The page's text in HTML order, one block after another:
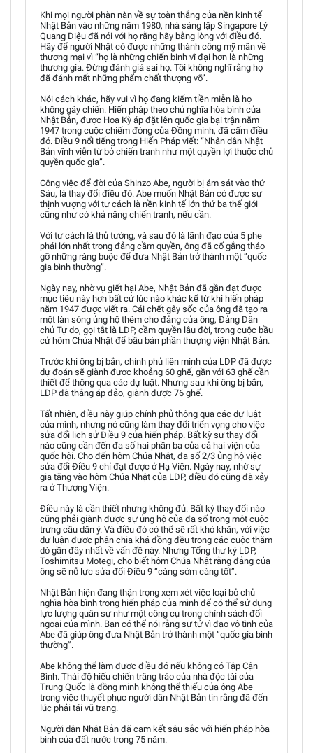
Khi mọi người phàn nàn về sự toàn thắng của nền kinh tế
Nhật Bản vào những năm 1980, nhà sáng lập Singapore Lý
Quang Diệu đã nói với họ rằng hãy bằng lòng với điều đó.
Hãy để người Nhật có được những thành công mỹ mãn về
thương mại vì “họ là những chiến binh vĩ đại hơn là những
thương gia. Đừng đánh giá sai họ. Tôi không nghĩ rằng họ
đã đánh mất những phẩm chất thượng võ”.
Nói cách khác, hãy vui vì họ đang kiếm tiền miễn là họ
không gây chiến. Hiến pháp theo chủ nghĩa hòa bình của
Nhật Bản, được Hoa Kỳ áp đặt lên quốc gia bại trận năm
1947 trong cuộc chiếm đóng của Đồng minh, đã cấm điều
đó. Điều 9 nổi tiếng trong Hiến Pháp viết: “Nhân dân Nhật
Bản vĩnh viễn từ bỏ chiến tranh như một quyền lợi thuộc chủ
quyền quốc gia”.
Công việc để đời của Shinzo Abe, người bị ám sát vào thứ
Sáu, là thay đổi điều đó. Abe muốn Nhật Bản có được sự
thịnh vượng với tư cách là nền kinh tế lớn thứ ba thế giới
cũng như có khả năng chiến tranh, nếu cần.
Với tư cách là thủ tướng, và sau đó là lãnh đạo của 5 phe
phái lớn nhất trong đảng cầm quyền, ông đã cố gắng tháo
gỡ những ràng buộc để đưa Nhật Bản trở thành một “quốc
gia bình thường”.
Ngày nay, nhờ vụ giết hại Abe, Nhật Bản đã gần đạt được
mục tiêu này hơn bất cứ lúc nào khác kể từ khi hiến pháp
năm 1947 được viết ra. Cái chết gây sốc của ông đã tạo ra
một làn sóng ủng hộ thêm cho đảng của ông, Đảng Dân
chủ Tự do, gọi tắt là LDP, cầm quyền lâu đời, trong cuộc bầu
cử hôm Chúa Nhật để bầu bán phần thượng viện Nhật Bản.
Trước khi ông bị bắn, chính phủ liên minh của LDP đã được
dự đoán sẽ giành được khoảng 60 ghế, gần với 63 ghế cần
thiết để thông qua các dự luật. Nhưng sau khi ông bị bắn,
LDP đã thắng áp đảo, giành được 76 ghế.
Tất nhiên, điều này giúp chính phủ thông qua các dự luật
của mình, nhưng nó cũng làm thay đổi triển vọng cho việc
sửa đổi lịch sử Điều 9 của hiến pháp. Bất kỳ sự thay đổi
nào cũng cần đến đa số hai phần ba của cả hai viện của
quốc hội. Cho đến hôm Chúa Nhật, đa số 2/3 ủng hộ việc
sửa đổi Điều 9 chỉ đạt được ở Hạ Viện. Ngày nay, nhờ sự
gia tăng vào hôm Chúa Nhật của LDP, điều đó cũng đã xảy
ra ở Thượng Viện.
Điều này là cần thiết nhưng không đủ. Bất kỳ thay đổi nào
cũng phải giành được sự ủng hộ của đa số trong một cuộc
trưng cầu dân ý. Và điều đó có thể sẽ rất khó khăn, với việc
dư luận được phân chia khá đồng đều trong các cuộc thăm
dò gần đây nhất về vấn đề này. Nhưng Tổng thư ký LDP,
Toshimitsu Motegi, cho biết hôm Chúa Nhật rằng đảng của
ông sẽ nỗ lực sửa đổi Điều 9 “càng sớm càng tốt”.
Nhật Bản hiện đang thận trọng xem xét việc loại bỏ chủ
nghĩa hòa bình trong hiến pháp của mình để có thể sử dụng
lực lượng quân sự như một công cụ trong chính sách đối
ngoại của mình. Bạn có thể nói rằng sự tử vì đạo vô tình của
Abe đã giúp ông đưa Nhật Bản trở thành một “quốc gia bình
thường”.
Abe không thể làm được điều đó nếu không có Tập Cận
Bình. Thái độ hiếu chiến trâng tráo của nhà độc tài của
Trung Quốc là đồng minh không thể thiếu của ông Abe
trong việc thuyết phục người dân Nhật Bản tin rằng đã đến
lúc phải tái vũ trang.
Người dân Nhật Bản đã cam kết sâu sắc với hiến pháp hòa
bình của đất nước trong 75 năm.